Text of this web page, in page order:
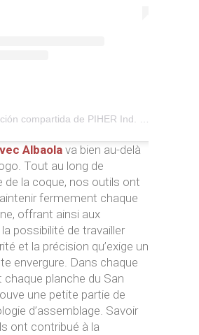
Albaolava bien au-delà
Tout au long de
de la coque, nos outils ont
fermement chaque
offrant ainsi aux
possibilité de travailler
et la précision qu’exige un
envergure. Dans chaque
chaque planche du San
une petite partie de
d’assemblage. Savoir
ont contribué à la